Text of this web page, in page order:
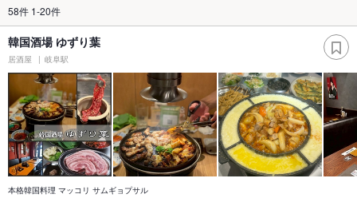
58件 1-20件
韓国酒場 ゆずり葉
居酒屋 岐阜駅
本格韓国料理 マッコリ サムギョプサル